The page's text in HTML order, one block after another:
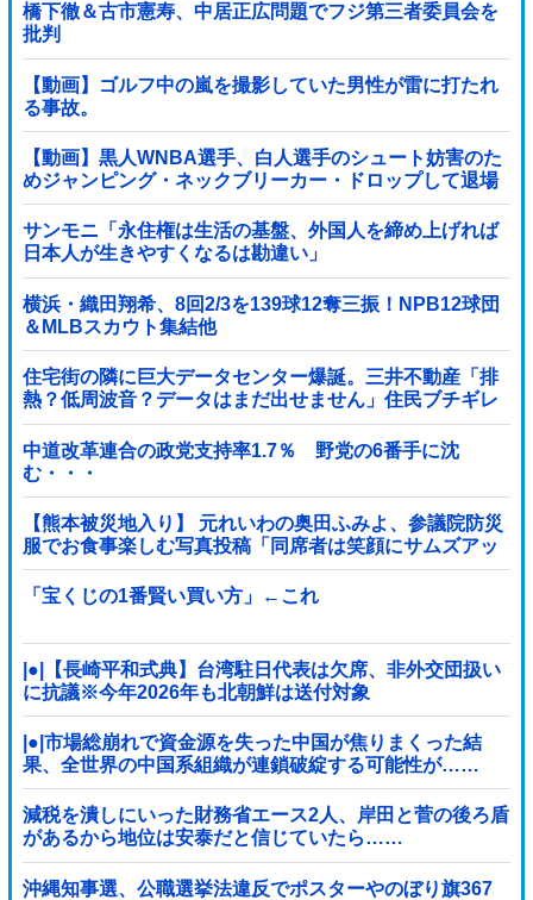
橋下徹＆古市憲寿、中居正広問題でフジ第三者委員会を
批判
【動画】ゴルフ中の嵐を撮影していた男性が雷に打たれ
る事故。
【動画】黒人WNBA選手、白人選手のシュート妨害のた
めジャンピング・ネックブリーカー・ドロップして退場
処分→ロッカールームから「白人特権」と投稿...
サンモニ「永住権は生活の基盤、外国人を締め上げれば
日本人が生きやすくなるは勘違い」
横浜・織田翔希、8回2/3を139球12奪三振！NPB12球団
＆MLBスカウト集結他
住宅街の隣に巨大データセンター爆誕。三井不動産「排
熱？低周波音？データはまだ出せません」住民ブチギレ
中道改革連合の政党支持率1.7％ 野党の6番手に沈
む・・・
【熊本被災地入り】 元れいわの奥田ふみよ、参議院防災
服でお食事楽しむ写真投稿「同席者は笑顔にサムズアッ
プ」
「宝くじの1番賢い買い方」←これ
|●|【長崎平和式典】台湾駐日代表は欠席、非外交団扱い
に抗議※今年2026年も北朝鮮は送付対象
|●|市場総崩れで資金源を失った中国が焦りまくった結
果、全世界の中国系組織が連鎖破綻する可能性が……
減税を潰しにいった財務省エース2人、岸田と菅の後ろ盾
があるから地位は安泰だと信じていたら……
沖縄知事選、公職選挙法違反でポスターやのぼり旗367